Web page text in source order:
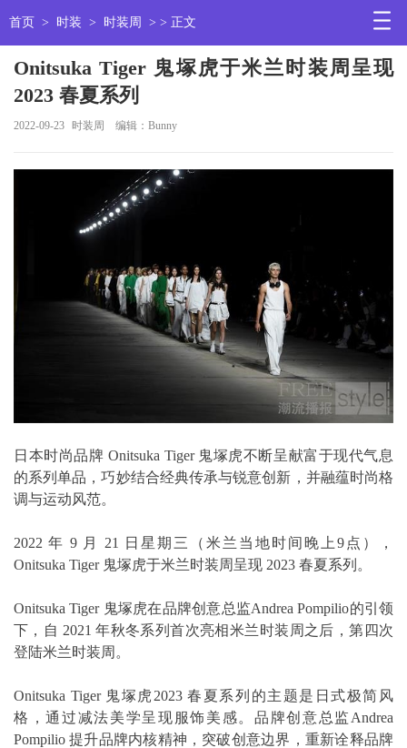
首页 > 时装 > 时装周 > > 正文
Onitsuka Tiger 鬼塚虎于米兰时装周呈现
2023 春夏系列
2022-09-23 时装周 编辑：Bunny
日本时尚品牌 Onitsuka Tiger 鬼塚虎不断呈献富于现代气息
的系列单品，巧妙结合经典传承与锐意创新，并融蕴时尚格
调与运动风范。
2022 年 9 月 21 日星期三（米兰当地时间晚上9点），
Onitsuka Tiger 鬼塚虎于米兰时装周呈现 2023 春夏系列。
Onitsuka Tiger 鬼塚虎在品牌创意总监Andrea Pompilio的引领
下，自 2021 年秋冬系列首次亮相米兰时装周之后，第四次
登陆米兰时装周。
Onitsuka Tiger 鬼塚虎2023 春夏系列的主题是日式极简风
格，通过减法美学呈现服饰美感。品牌创意总监Andrea
Pompilio 提升品牌内核精神，突破创意边界，重新诠释品牌